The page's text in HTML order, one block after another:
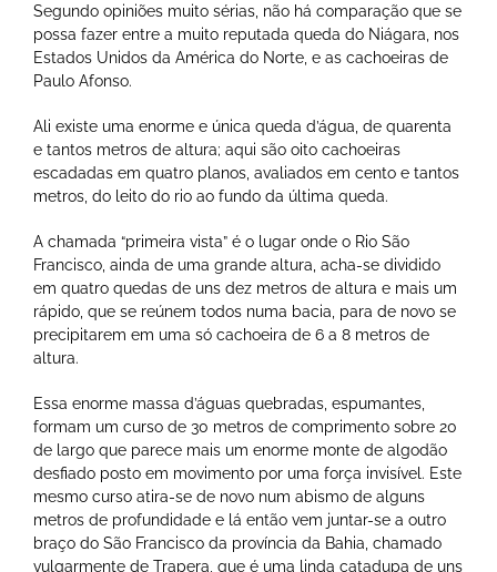
Segundo opiniões muito sérias, não há comparação que se
possa fazer entre a muito reputada queda do Niágara, nos
Estados Unidos da América do Norte, e as cachoeiras de
Paulo Afonso.
Ali existe uma enorme e única queda d’água, de quarenta
e tantos metros de altura; aqui são oito cachoeiras
escadadas em quatro planos, avaliados em cento e tantos
metros, do leito do rio ao fundo da última queda.
A chamada “primeira vista” é o lugar onde o Rio São
Francisco, ainda de uma grande altura, acha-se dividido
em quatro quedas de uns dez metros de altura e mais um
rápido, que se reúnem todos numa bacia, para de novo se
precipitarem em uma só cachoeira de 6 a 8 metros de
altura.
Essa enorme massa d’águas quebradas, espumantes,
formam um curso de 30 metros de comprimento sobre 20
de largo que parece mais um enorme monte de algodão
desfiado posto em movimento por uma força invisível. Este
mesmo curso atira-se de novo num abismo de alguns
metros de profundidade e lá então vem juntar-se a outro
braço do São Francisco da província da Bahia, chamado
vulgarmente de Trapera, que é uma linda catadupa de uns